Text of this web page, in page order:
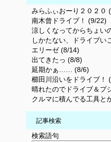
みらふぃおーり２０２０
南木曾ドライブ！ (9/22)
涼しくなってからちょい
しかたない、ドライブい
エリーゼ (8/14)
出てきたっ (8/8)
延期かぁ…… (8/6)
櫛田川沿いをドライブ！
晴れたのでドライブ＆プ
クルマに積んでる工具
記事検索
検索語句